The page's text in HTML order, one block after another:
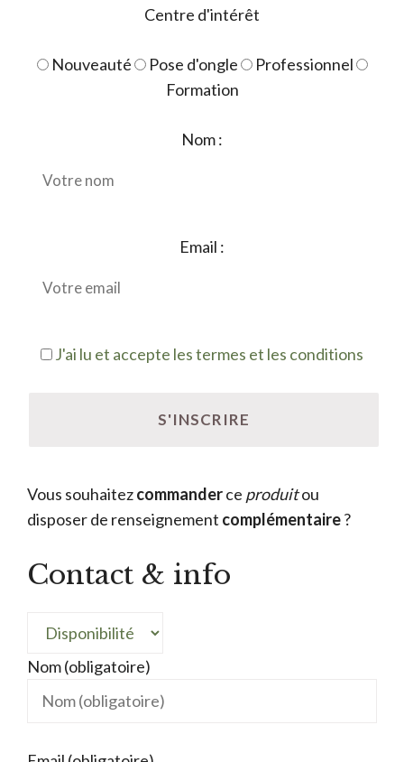
Centre d'intérêt
Nouveauté Pose d'ongle
Professionnel
Formation
Nom :
Email :
J'ai lu et accepte les termes et les conditions
Vous souhaitezcommanderce produitou
disposer de renseignement complémentaire?
Contact & info
Nom (obligatoire)